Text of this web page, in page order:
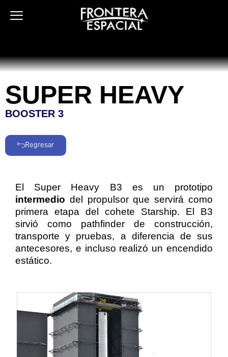
SUPER HEAVY
BOOSTER 3
Regresar
El Super Heavy B3 es un prototipo
intermedio del propulsor que servirá como
primera etapa del cohete Starship. El B3
sirvió como pathfinder de construcción,
transporte y pruebas, a diferencia de sus
antecesores, e incluso realizó un encendido
estático.